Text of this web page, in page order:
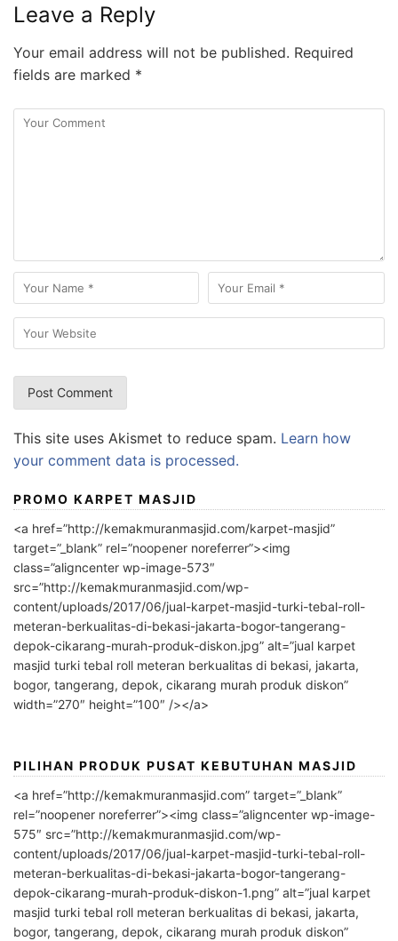
Leave a Reply
Your email address will not be published. Required
fields are marked *
This site uses Akismet to reduce spam. Learn how
your comment data is processed.
PROMO KARPET MASJID
<a href=”http://kemakmuranmasjid.com/karpet-masjid”
target=”_blank” rel=”noopener noreferrer”><img
class=”aligncenter wp-image-573″
src=”http://kemakmuranmasjid.com/wp-
content/uploads/2017/06/jual-karpet-masjid-turki-tebal-roll-
meteran-berkualitas-di-bekasi-jakarta-bogor-tangerang-
depok-cikarang-murah-produk-diskon.jpg” alt=”jual karpet
masjid turki tebal roll meteran berkualitas di bekasi, jakarta,
bogor, tangerang, depok, cikarang murah produk diskon”
width=”270″ height=”100″ /></a>
PILIHAN PRODUK PUSAT KEBUTUHAN MASJID
<a href=”http://kemakmuranmasjid.com” target=”_blank”
rel=”noopener noreferrer”><img class=”aligncenter wp-image-
575″ src=”http://kemakmuranmasjid.com/wp-
content/uploads/2017/06/jual-karpet-masjid-turki-tebal-roll-
meteran-berkualitas-di-bekasi-jakarta-bogor-tangerang-
depok-cikarang-murah-produk-diskon-1.png” alt=”jual karpet
masjid turki tebal roll meteran berkualitas di bekasi, jakarta,
bogor, tangerang, depok, cikarang murah produk diskon”